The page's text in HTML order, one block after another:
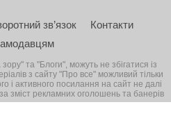
зв’язок
Контакти
та "Блоги", можуть не збігатися із
з сайту "Про все" можливий тільки
і активного посилання на сайт не далі
зміст рекламних оголошень та банерів